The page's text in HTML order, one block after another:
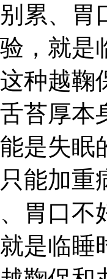
别累、
，就
种越鞠
苔厚本
是失眠
能加
胃口不
是临睡